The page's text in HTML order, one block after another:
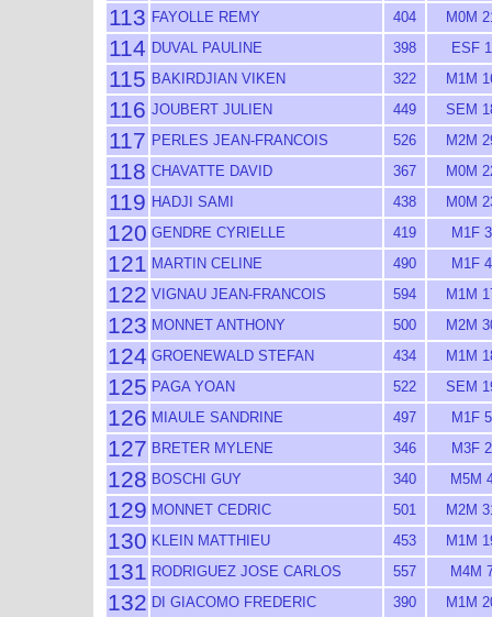
113 FAYOLLE REMY 404 M0M
114 DUVAL PAULINE 398 ESF 1
115 BAKIRDJIAN VIKEN 322 M1M
116 JOUBERT JULIEN 449 SEM
117 PERLES JEAN-FRANCOIS 526 M2M
118 CHAVATTE DAVID 367 M0M
119 HADJI SAMI 438 M0M
120 GENDRE CYRIELLE 419 M1F 3
121 MARTIN CELINE 490 M1F 4
122 VIGNAU JEAN-FRANCOIS 594 M1M
123 MONNET ANTHONY 500 M2M
124 GROENEWALD STEFAN 434 M1M
125 PAGA YOAN 522 SEM
126 MIAULE SANDRINE 497 M1F 5
127 BRETER MYLENE 346 M3F 2
128 BOSCHI GUY 340 M5M
129 MONNET CEDRIC 501 M2M
130 KLEIN MATTHIEU 453 M1M
131 RODRIGUEZ JOSE CARLOS 557 M4M
132 DI GIACOMO FREDERIC 390 M1M